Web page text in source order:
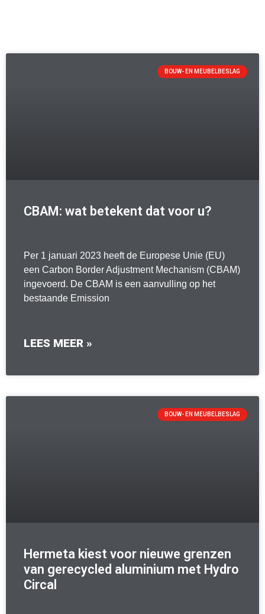
BOUW- EN MEUBELBESLAG
CBAM: wat betekent dat voor u?
Per 1 januari 2023 heeft de Europese Unie (EU)
een Carbon Border Adjustment Mechanism (CBAM)
ingevoerd. De CBAM is een aanvulling op het
bestaande Emission
LEES MEER »
BOUW- EN MEUBELBESLAG
Hermeta kiest voor nieuwe grenzen
van gerecycled aluminium met Hydro
Circal